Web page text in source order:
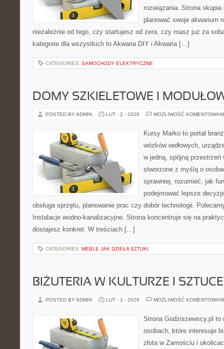
rozwiązania. Strona
planować swoje akwarium
niezależnie od tego, czy startujesz od zera, czy masz już za
kategorie dla wszystkich to Akwaria DIY i Akwaria […]
CATEGORIES: SAMOCHODY ELEKTRYCZNE
DOMY SZKIELETOWE I
POSTED BY ADMIN LUT - 2 - 2026 MOŻLIWOŚĆ
Kursy Marko to portal
wózków widłowych,
w jedną, spójną przestrzeń
stworzone z myślą o
sprawniej, rozumieć, jak
podejmować lepsze
obsługa sprzętu, planowanie prac czy dobór technologii.
Instalacje wodno-kanalizacyjne. Strona koncentruje się na
dostajesz konkret. W treściach […]
CATEGORIES: MEBLE JAK DZIEŁA SZTUKI
BIŻUTERIA W KULTURZE I SZTUCE
POSTED BY ADMIN LUT - 1 - 2026 MOŻLIWOŚĆ
Strona Godziszewscy.pl
osobach, które interesuje
złota w Zamościu i